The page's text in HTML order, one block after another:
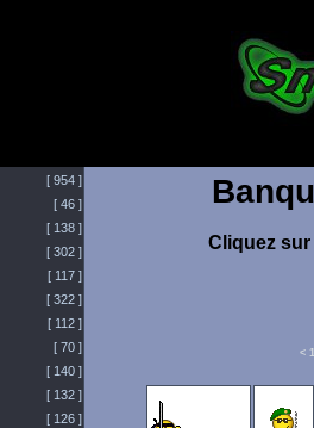
Cliquez
< 1
[ 954 ]
[ 46 ]
[ 138 ]
[ 302 ]
[ 117 ]
[ 322 ]
[ 112 ]
[ 70 ]
[ 140 ]
[ 132 ]
[ 126 ]